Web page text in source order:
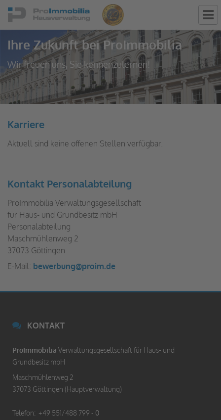
Ihre Zukunft bei ProImmobilia
Wir freuen uns, Sie kennenzulernen!
Karriere
Aktuell sind keine offenen Stellen verfügbar.
Kontakt Personalabteilung
ProImmobilia Verwaltungsgesellschaft
für Haus- und Grundbesitz mbH
Personalabteilung
Maschmühlenweg 2
37073 Göttingen
E-Mail: bewerbung@proim.de
KONTAKT
ProImmobilia Verwaltungsgesellschaft für Haus- und
Grundbesitz mbH
Maschmühlenweg 2
37073 Göttingen (Hauptverwaltung)
Telefon: +49 551/488 799 - 0